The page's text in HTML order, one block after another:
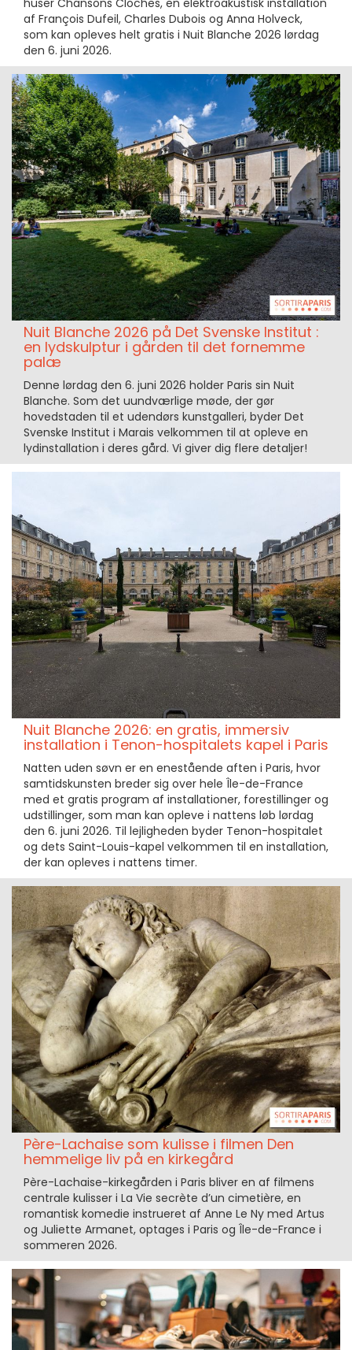
af François Dufeil, Charles Dubois og Anna Holveck,
som kan opleves helt gratis i Nuit Blanche 2026 lørdag
den 6. juni 2026.
Nuit Blanche 2026 på Det Svenske Institut :
en lydskulptur i gården til det fornemme
palæ
Denne lørdag den 6. juni 2026 holder Paris sin Nuit
Blanche. Som det uundværlige møde, der gør
hovedstaden til et udendørs kunstgalleri, byder Det
Svenske Institut i Marais velkommen til at opleve en
lydinstallation i deres gård. Vi giver dig flere detaljer!
Nuit Blanche 2026: en gratis, immersiv
installation i Tenon-hospitalets kapel i Paris
Natten uden søvn er en enestående aften i Paris, hvor
samtidskunsten breder sig over hele Île-de-France
med et gratis program af installationer, forestillinger og
udstillinger, som man kan opleve i nattens løb lørdag
den 6. juni 2026. Til lejligheden byder Tenon-hospitalet
og dets Saint-Louis-kapel velkommen til en installation,
der kan opleves i nattens timer.
Père-Lachaise som kulisse i filmen Den
hemmelige liv på en kirkegård
Père-Lachaise-kirkegården i Paris bliver en af filmens
centrale kulisser i La Vie secrète d’un cimetière, en
romantisk komedie instrueret af Anne Le Ny med Artus
og Juliette Armanet, optages i Paris og Île-de-France i
sommeren 2026.